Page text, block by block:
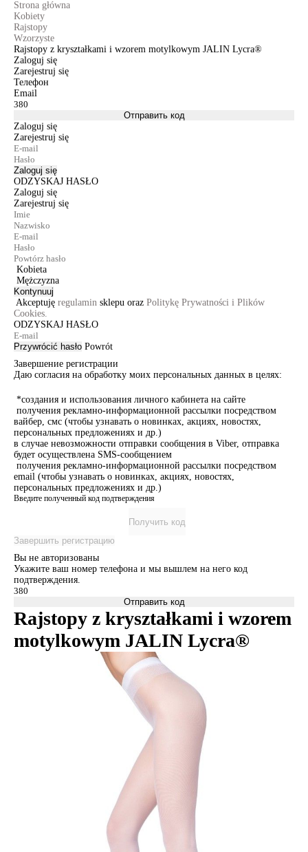
Strona główna
Kobiety
Rajstopy
Wzorzyste
Rajstopy z kryształkami i wzorem motylkowym JALIN Lycra®
Zaloguj się
Zarejestruj się
Телефон
Email
Отправить код
Zaloguj się
Zarejestruj się
Zaloguj się
ODZYSKAJ HASŁO
Zaloguj się
Zarejestruj się
Kobieta
Mężczyzna
Kontynuuj
Akceptuję regulamin sklepu oraz Politykę Prywatności i Plików
Cookies.
ODZYSKAJ HASŁO
Przywrócić hasło Powrót
Завершение регистрации
Даю согласия на обработку моих персональных данных в целях:
*создания и использования личного кабинета на сайте
получения рекламно-информационной рассылки посредством
вайбер, смс (чтобы узнавать о новинках, акциях, новостях,
персональных предложениях и др.)
в случае невозможности отправки сообщения в Viber, отправка
будет осуществлена SMS-сообщением
получения рекламно-информационной рассылки посредством
email (чтобы узнавать о новинках, акциях, новостях,
персональных предложениях и др.)
Введите полученный код подтверждения
Получить код
Завершить регистрацию
Вы не авторизованы
Укажите ваш номер телефона и мы вышлем на него код
подтверждения.
Отправить код
Rajstopy z kryształkami i wzorem
motylkowym JALIN Lycra®